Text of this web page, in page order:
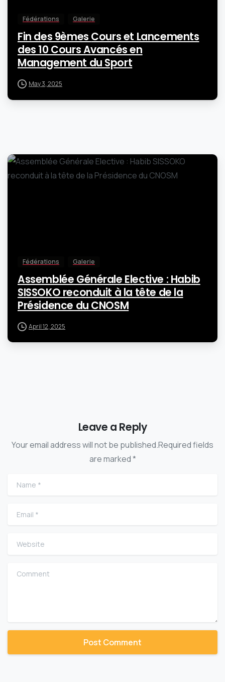
Fédérations Galerie
Fin des 9èmes Cours et Lancements
des 10 Cours Avancés en
Management du Sport
May 3, 2025
Fédérations Galerie
Assemblée Générale Elective : Habib
SISSOKO reconduit à la tête de la
Présidence du CNOSM
April 12, 2025
Leave a Reply
Your email address will not be published.Required fields
are marked *
Name
Email
Website
Comment